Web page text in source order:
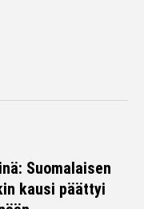
Suomalaisen
kausi päättyi